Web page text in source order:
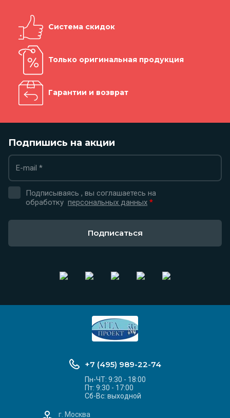
Система скидок
Только оригинальная продукция
Гарантии и возврат
Подпишись на акции
Подписываясь , вы соглашаетесь на
обработку персональных данных *
Подписаться
+7 (495) 989-22-74
Пн-ЧТ: 9:30 - 18:00
Пт: 9:30 - 17:00
Сб-Вс: выходной
г. Москва